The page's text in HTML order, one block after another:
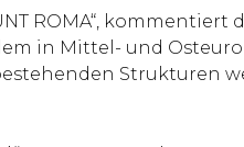
ROMA“,
in Mittel- und
Strukturen